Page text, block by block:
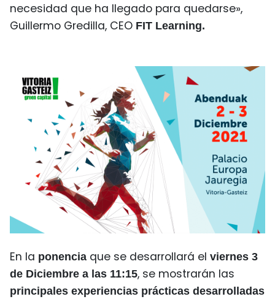
necesidad que ha llegado para quedarse»,
Guillermo Gredilla, CEO FIT Learning.
En la ponencia que se desarrollará el viernes 3
de Diciembre a las 11:15, se mostrarán las
principales experiencias prácticas desarrolladas